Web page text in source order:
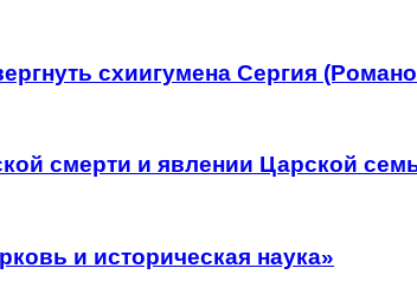
схиигумена Сергия
смерти и явлении Царской
и историческая наука»